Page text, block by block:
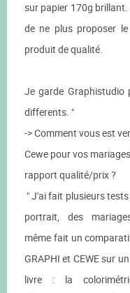
sur papier 170g brillant.
de ne plus proposer
produit de qualité.
Je garde Graphistudio
differents. "
-> Comment vous est
Cewe pour vos
rapport qualité/prix ?
" J'ai fait plusieurs
portrait, des
même fait un
GRAPHI et CEWE sur
livre : la